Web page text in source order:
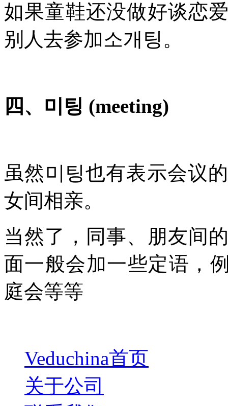
如果童鞋还没做好谈恋
别人去参加소개팅。
四、미팅 (meeting)
虽然미팅也有表示会议
女间相亲。
当然了，同事、朋友间
面一般会加一些定语，
庭会等等
Veduchina首页
关于公司